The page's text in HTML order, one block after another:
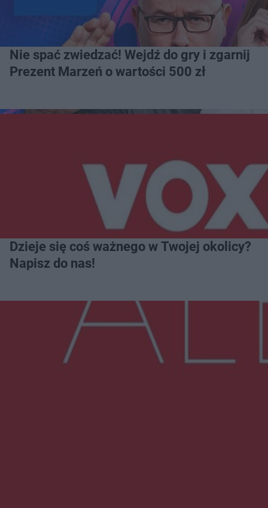
Nie spać zwiedzać! Wejdź do gry i zgarnij
Prezent Marzeń o wartości 500 zł
Dzieje się coś ważnego w Twojej okolicy?
Napisz do nas!
Więcej